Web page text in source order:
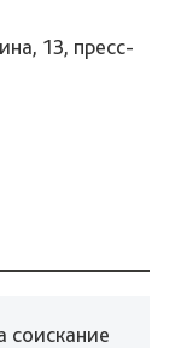
13, пресс-
соискание